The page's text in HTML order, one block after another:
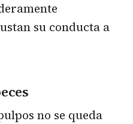
su conducta a
no se queda